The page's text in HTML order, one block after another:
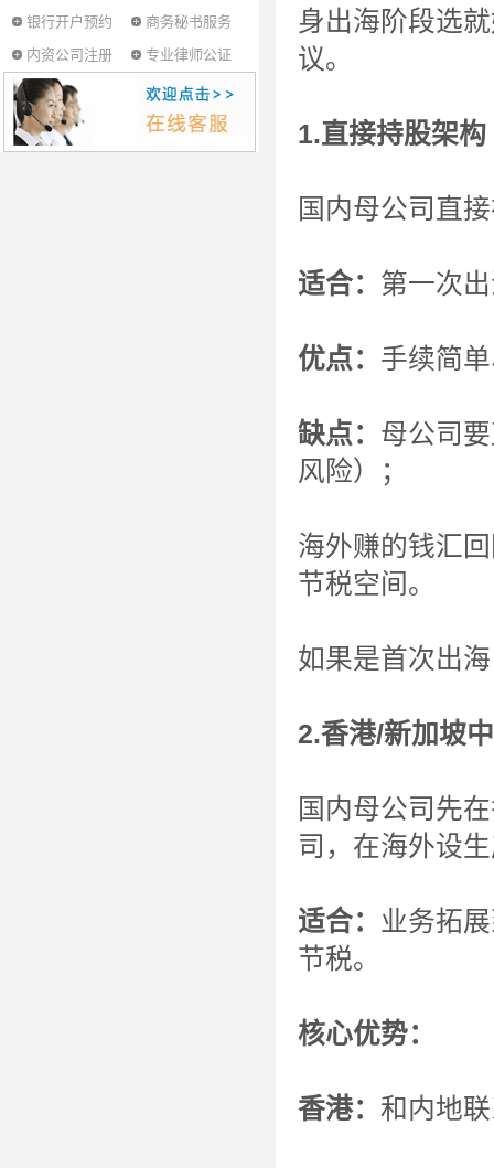
银行开户预约
商务秘书服务
内资公司注册
专业律师公证
身出海阶段选
议。
1.直接持股架
国内母公司直
适合： 第一次
优点： 手续简
缺点： 母公司
风险）；
海外赚的钱汇
节税空间。
如果是首次出
2.香港/新加坡
国内母公司先
司，在海外设
适合： 业务拓
节税。
核心优势：
香港： 和内地